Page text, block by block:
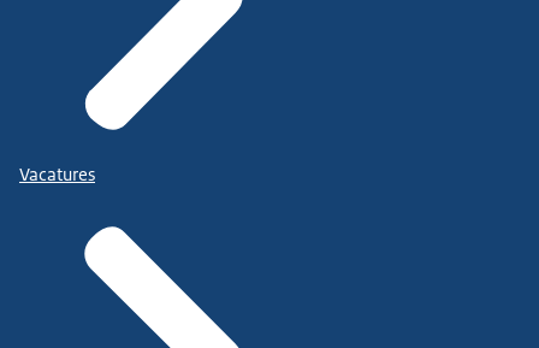
Vacatures